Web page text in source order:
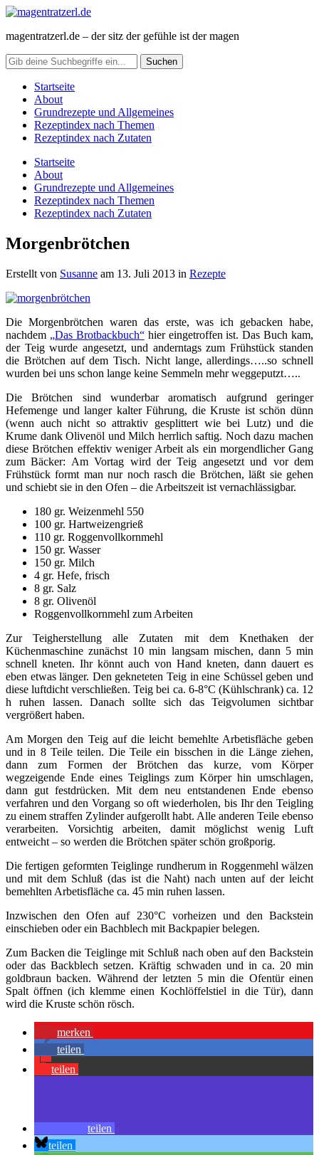
magentratzerl.de – der sitz der gefühle ist der magen
Startseite
About
Grundrezepte und Allgemeines
Rezeptindex nach Themen
Rezeptindex nach Zutaten
Startseite
About
Grundrezepte und Allgemeines
Rezeptindex nach Themen
Rezeptindex nach Zutaten
Morgenbrötchen
Erstellt von Susanne am 13. Juli 2013 in Rezepte
Die Morgenbrötchen waren das erste, was ich gebacken habe,
nachdem „Das Brotbackbuch“hier eingetroffen ist. Das Buch kam,
der Teig wurde angesetzt, und anderntags zum Frühstück standen
die Brötchen auf dem Tisch. Nicht lange, allerdings…..so schnell
wurden bei uns schon lange keine Semmeln mehr weggeputzt…..
Die Brötchen sind wunderbar aromatisch aufgrund geringer
Hefemenge und langer kalter Führung, die Kruste ist schön dünn
(wenn auch nicht so attraktiv gesplittert wie bei Lutz) und die
Krume dank Olivenöl und Milch herrlich saftig. Noch dazu machen
diese Brötchen effektiv weniger Arbeit als ein morgendlicher Gang
zum Bäcker: Am Vortag wird der Teig angesetzt und vor dem
Frühstück formt man nur noch rasch die Brötchen, läßt sie gehen
und schiebt sie in den Ofen – die Arbeitszeit ist vernachlässigbar.
180 gr. Weizenmehl 550
100 gr. Hartweizengrieß
110 gr. Roggenvollkornmehl
150 gr. Wasser
150 gr. Milch
4 gr. Hefe, frisch
8 gr. Salz
8 gr. Olivenöl
Roggenvollkornmehl zum Arbeiten
Zur Teigherstellung alle Zutaten mit dem Knethaken der
Küchenmaschine zunächst 10 min langsam mischen, dann 5 min
schnell kneten. Ihr könnt auch von Hand kneten, dann dauert es
eben etwas länger. Den gekneteten Teig in eine Schüssel geben und
diese luftdicht verschließen. Teig bei ca. 6-8°C (Kühlschrank) ca. 12
h ruhen lassen. Danach sollte sich das Teigvolumen sichtbar
vergrößert haben.
Am Morgen den Teig auf die leicht bemehlte Arbetisfläche geben
und in 8 Teile teilen. Die Teile ein bisschen in die Länge ziehen,
dann zum Formen der Brötchen das kurze, vom Körper
wegzeigende Ende eines Teiglings zum Körper hin umschlagen,
dann gut festdrücken. Mit dem neu entstandenen Ende ebenso
verfahren und den Vorgang so oft wiederholen, bis Ihr den Teigling
zu einem straffen Zylinder aufgerollt habt. Alle anderen Teile ebenso
verarbeiten. Vorsichtig arbeiten, damit möglichst wenig Luft
entweicht – so werden die Brötchen später schön großporig.
Die fertigen geformten Teiglinge rundherum in Roggenmehl wälzen
und mit dem Schluß (das ist die Naht) nach unten auf der leicht
bemehlten Arbetisfläche ca. 45 min ruhen lassen.
Inzwischen den Ofen auf 230°C vorheizen und den Backstein
einschieben oder ein Bachblech mit Backpapier belegen.
Zum Backen die Teiglinge mit Schluß nach oben auf den Backstein
oder das Backblech setzen. Kräftig schwaden und in ca. 20 min
goldbraun backen. Während der letzten 5 min die Ofentür einen
Spalt öffnen (ich klemme einen Kochlöffelstiel in die Tür), dann
wird die Kruste schön rösch.
merken
teilen
teilen
teilen
teilen